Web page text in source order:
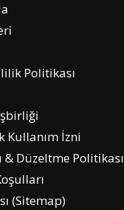
Politikası
Kullanım İzni
& Düzeltme Politikası
(Sitemap)